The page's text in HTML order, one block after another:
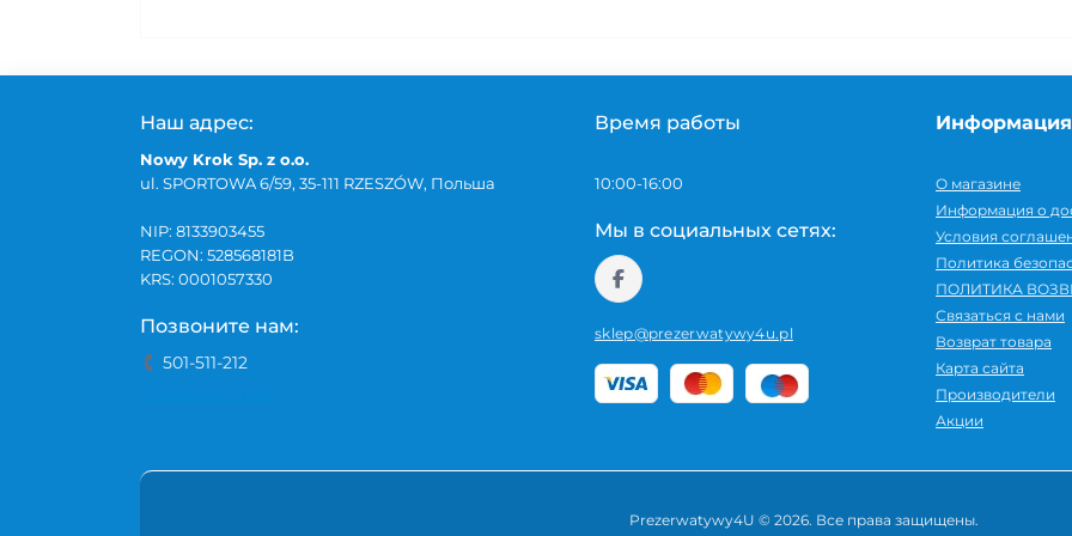
Наш адрес:
Nowy Krok Sp. z o.o.
ul. SPORTOWA 6/59, 35-111 RZESZÓW, Польша
NIP: 8133903455
REGON: 528568181B
KRS: 0001057330
Позвоните нам:
501-511-212
Время работы
10:00-16:00
Мы в социальных сетях:
sklep@prezerwatywy4u.pl
Информация
О магазине
Информация о
Условия
Политика
ПОЛИТИКА
Связаться с нами
Возврат товара
Карта сайта
Производители
Акции
Prezerwatywy4U © 2026. Все права защищены.